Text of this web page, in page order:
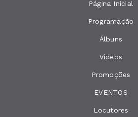
Página Inicial
Programação
Álbuns
Vídeos
Promoções
EVENTOS
Locutores